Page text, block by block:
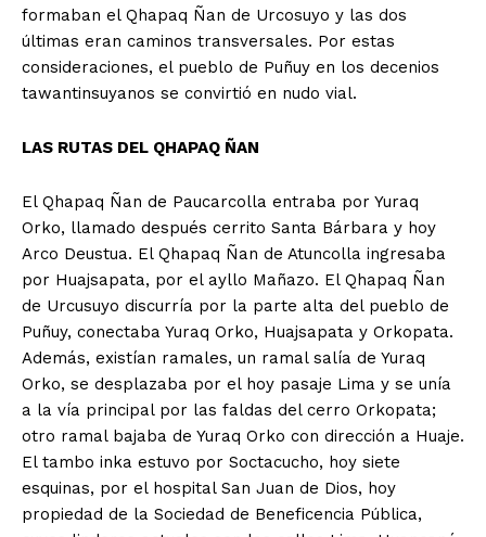
formaban el Qhapaq Ñan de Urcosuyo y las dos
últimas eran caminos transversales. Por estas
consideraciones, el pueblo de Puñuy en los decenios
tawantinsuyanos se convirtió en nudo vial.
LAS RUTAS DEL QHAPAQ ÑAN
El Qhapaq Ñan de Paucarcolla entraba por Yuraq
Orko, llamado después cerrito Santa Bárbara y hoy
Arco Deustua. El Qhapaq Ñan de Atuncolla ingresaba
por Huajsapata, por el ayllo Mañazo. El Qhapaq Ñan
de Urcusuyo discurría por la parte alta del pueblo de
Puñuy, conectaba Yuraq Orko, Huajsapata y Orkopata.
Además, existían ramales, un ramal salía de Yuraq
Orko, se desplazaba por el hoy pasaje Lima y se unía
a la vía principal por las faldas del cerro Orkopata;
otro ramal bajaba de Yuraq Orko con dirección a Huaje.
El tambo inka estuvo por Soctacucho, hoy siete
esquinas, por el hospital San Juan de Dios, hoy
propiedad de la Sociedad de Beneficencia Pública,